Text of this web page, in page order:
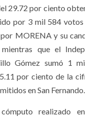
29.72 por ciento
por 3 mil 584
MORENA y su
que el
Gómez sumó 1
por ciento de la
en San Fernando.
realizado